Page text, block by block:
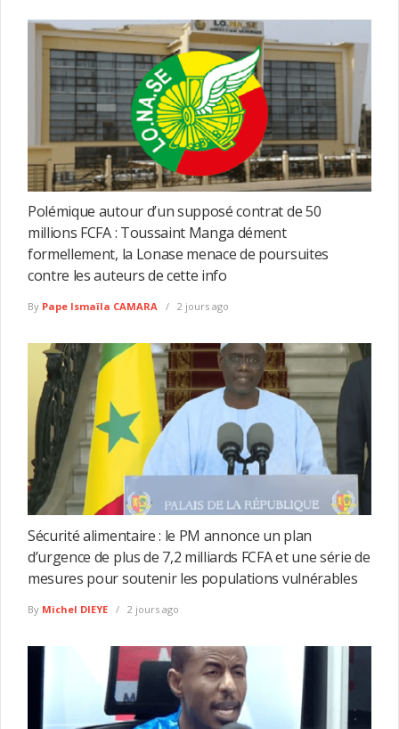
Polémique autour d’un supposé contrat de 50
millions FCFA : Toussaint Manga dément
formellement, la Lonase menace de poursuites
contre les auteurs de cette info
By Pape Ismaïla CAMARA 2 jours ago
Sécurité alimentaire : le PM annonce un plan
d’urgence de plus de 7,2 milliards FCFA et une série de
mesures pour soutenir les populations vulnérables
By Michel DIEYE 2 jours ago